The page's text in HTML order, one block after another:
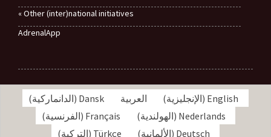
Other (inter)national initiatives »
AdrenalApp
English
(الإنجليزية) العربية Dansk
(الدانماركية)
Nederlands
(الهولندية)
Français
(الفرنسية)
Deutsch
(الألمانية)
Türkçe
(التركية)